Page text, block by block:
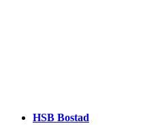
HSB Bostad